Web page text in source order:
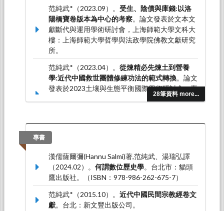
28筆資料 more...
范純武*（2023.09）。 受生、陰債與庫錢:以洛
陽橋寶卷版本為中心的考察。論文發表於文本文
獻斷代與運用學術研討會，上海師範大學文科大
樓：上海師範大學哲學與法政學院佛教文獻研究
所。
范純武*（2023.04）。 從煉精必先煉土到營養
學:近代中國救世團體修練功法的範式轉換。論文
發表於2023土壤與生態平衡國際學術研討會，臺
北醫學大學人文暨社會科學院：臺北醫學大學人
世團體的論述與實踐，成蹊大學，主樓101號教
室：成蹊大學。
(范純武)*（2019.06）。碟仙：《靈乩指迷》與
民初扶乩技術的改革 。論文發表於Spirit-Writing
in Chinese History，德國埃爾朗根大學：
專書
漢儒薩爾彌(Hannu Salmi)著,范純武、湯瑞弘譯
（2024.02）。 何謂數位歷史學。台北市：貓頭
鷹出版社。（ISBN：978-986-262-675-7）
范純武*（2015.10）。 近代中國民間宗教經卷文
獻。台北：新文豐出版公司。